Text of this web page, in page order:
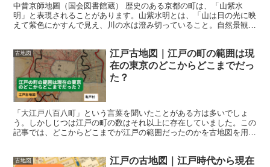
中昔京師地圖（国会図書館蔵） 歴史のある京都の町は、「山紫水
明」と表現されることがあります。山紫水明とは、「山は日の光に映
えて紫色にかすんで見え、川の水は澄み切っていること。自然景観の
古地図
江戸古地図｜江戸の町の範囲は現
在の東京のどこからどこまでだっ
た？
「大江戸八百八町」という言葉を聞いたことがある方は多いでしょ
う。しかしじつは江戸の町の数はそれ以上に存在していました。この
記事では、どこからどこまでが江戸の範囲だったのかを古地図を用い
古地図
江戸の古地図｜江戸時代から現在